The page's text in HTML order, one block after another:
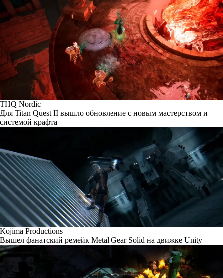
THQ Nordic
Для Titan Quest II вышло обновление с новым мастерством и
системой крафта
Kojima Productions
Вышел фанатский ремейк Metal Gear Solid на движке Unity